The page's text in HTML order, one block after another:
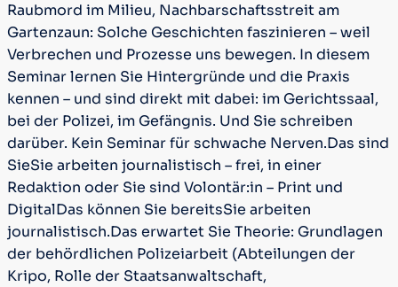
Raubmord im Milieu, Nachbarschaftsstreit am
Gartenzaun: Solche Geschichten faszinieren – weil
Verbrechen und Prozesse uns bewegen. In diesem
Seminar lernen Sie Hintergründe und die Praxis
kennen – und sind direkt mit dabei: im Gerichtssaal,
bei der Polizei, im Gefängnis. Und Sie schreiben
darüber. Kein Seminar für schwache Nerven.Das sind
SieSie arbeiten journalistisch – frei, in einer
Redaktion oder Sie sind Volontär:in – Print und
DigitalDas können Sie bereitsSie arbeiten
journalistisch.Das erwartet Sie Theorie: Grundlagen
der behördlichen Polizeiarbeit (Abteilungen der
Kripo, Rolle der Staatsanwaltschaft,